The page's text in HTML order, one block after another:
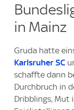
in Mainz
Gruda hatte
Karlsruher SC
schaffte dann
Durchbruch in
Dribblings, Mut